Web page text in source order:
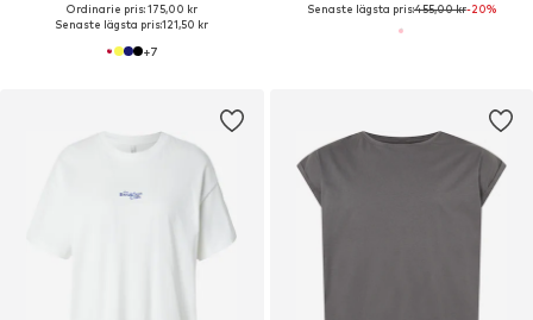
Ordinarie pris: 175,00 kr
Senaste lägsta pris:121,50 kr
+7
Senaste lägsta pris:455,00 kr-20%